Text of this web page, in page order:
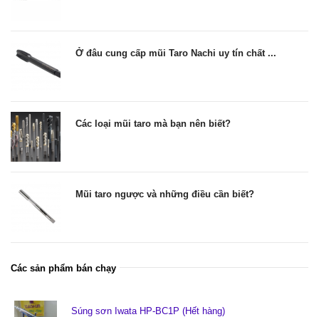
Ở đâu cung cấp mũi Taro Nachi uy tín chất ...
Các loại mũi taro mà bạn nên biết?
Mũi taro ngược và những điều cần biết?
Các sản phẩm bán chạy
Súng sơn Iwata HP-BC1P (Hết hàng)